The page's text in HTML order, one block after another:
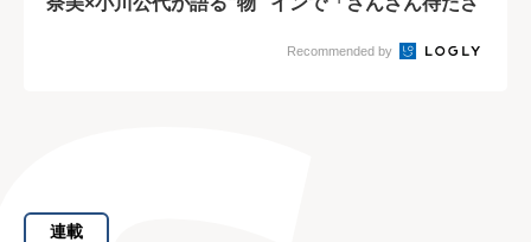
Recommended by
連載